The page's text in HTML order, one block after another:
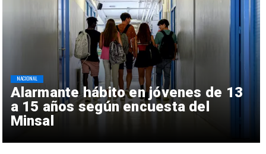
Alarmante hábito en jóvenes de 13
a 15 años según encuesta del
Minsal
NACIONAL